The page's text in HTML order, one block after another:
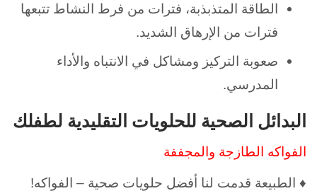
الطاقة المتذبذبة، فترات من فرط النشاط تتبعها
فترات من الإرهاق الشديد.
صعوبة التركيز ومشاكل في الانتباه والأداء
المدرسي.
البدائل الصحية للحلويات التقليدية لطفلك
الفواكه الطازجة والمجففة
♦ الطبيعة قدمت لنا أفضل حلويات صحية – الفواكه!